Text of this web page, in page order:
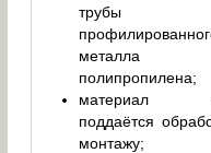
трубы
металла
полипропилена;
материал
поддаётся
монтажу;